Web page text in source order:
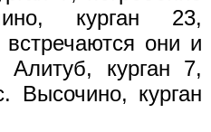
курган 23,
они и
Алитуб, курган 7,
Высочино, курган